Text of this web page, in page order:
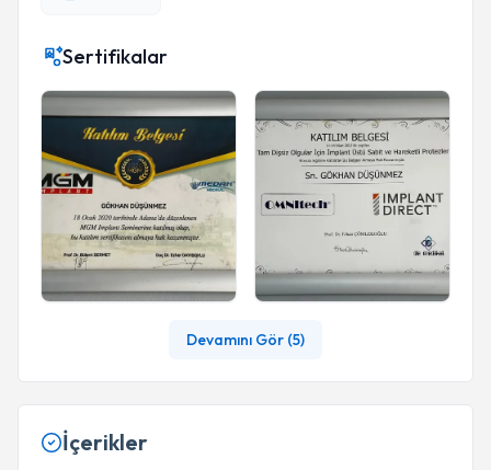
Sertifikalar
Devamını Gör (5)
İçerikler